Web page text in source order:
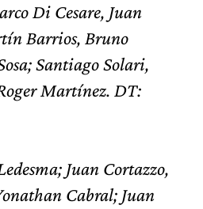
Di Cesare, Juan
Barrios, Bruno
Santiago Solari,
Martínez. DT:
Juan Cortazzo,
Cabral; Juan